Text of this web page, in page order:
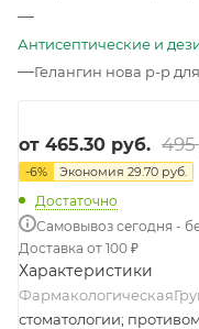
—
Антисептические и
—Гелангин нова р-р
от 465.30 руб.
-6% Экономия 29.70 руб.
Достаточно
Самовывоз сегодня -
Доставка от 100 ₽
Характеристики
стоматологии;